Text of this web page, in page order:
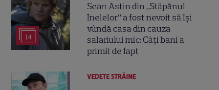
14
Sean Astin din „Stăpânul
Inelelor” a fost nevoit să își
vândă casa din cauza
salariului mic: Câți bani a
primit de fapt
VEDETE STRĂINE